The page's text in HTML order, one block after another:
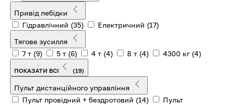
Привід лебідки
Гідравлічний (35) Електричний (17)
Тягове зусилля
7 т (9) 5 т (6) 4 т (4) 8 т (4) 4300 кг (4)
ПОКАЗАТИ ВСІ (19)
Пульт дистанційного управління
Пульт провідний + бездротовий (14)
Пульт